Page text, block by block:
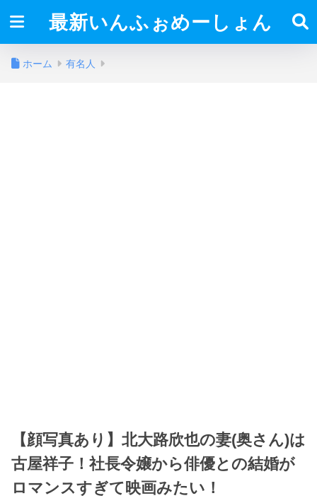
最新いんふぉめーしょん
ホーム 有名人
【顔写真あり】北大路欣也の妻(奥さん)は
古屋祥子！社長令嬢から俳優との結婚が
ロマンスすぎて映画みたい！